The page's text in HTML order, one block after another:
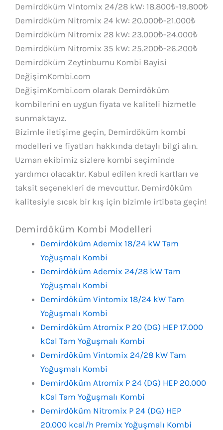
Demirdöküm Vintomix 24/28 kW: 18.800₺-19.800₺
Demirdöküm Nitromix 24 kW: 20.000₺-21.000₺
Demirdöküm Nitromix 28 kW: 23.000₺-24.000₺
Demirdöküm Nitromix 35 kW: 25.200₺-26.200₺
Demirdöküm Zeytinburnu Kombi Bayisi
DeğişimKombi.com
DeğişimKombi.com olarak Demirdöküm
kombilerini en uygun fiyata ve kaliteli hizmetle
sunmaktayız.
Bizimle iletişime geçin, Demirdöküm kombi
modelleri ve fiyatları hakkında detaylı bilgi alın.
Uzman ekibimiz sizlere kombi seçiminde
yardımcı olacaktır. Kabul edilen kredi kartları ve
taksit seçenekleri de mevcuttur. Demirdöküm
kalitesiyle sıcak bir kış için bizimle irtibata geçin!
Demirdöküm Kombi Modelleri
Demirdöküm Ademix 18/24 kW Tam
Yoğuşmalı Kombi
Demirdöküm Ademix 24/28 kW Tam
Yoğuşmalı Kombi
Demirdöküm Vintomix 18/24 kW Tam
Yoğuşmalı Kombi
Demirdöküm Atromix P 20 (DG) HEP 17.000
kCal Tam Yoğuşmalı Kombi
Demirdöküm Vintomix 24/28 kW Tam
Yoğuşmalı Kombi
Demirdöküm Atromix P 24 (DG) HEP 20.000
kCal Tam Yoğuşmalı Kombi
Demirdöküm Nitromix P 24 (DG) HEP
20.000 kcal/h Premix Yoğuşmalı Kombi